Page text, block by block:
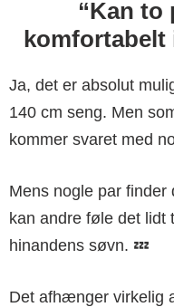
“Kan to
komfortabelt
Ja, det er absolut
140 cm seng. Men
kommer svaret med
Mens nogle par
kan andre føle det lidt
hinandens søvn. 💤
Det afhænger virkelig